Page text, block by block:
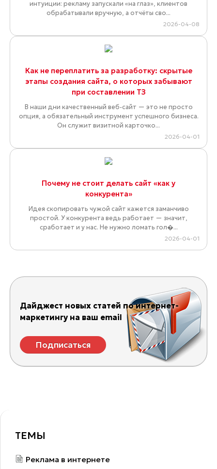
интуиции: рекламу запускали «на глаз», клиентов
обрабатывали вручную, а отчёты сво...
2026-04-08
Как не переплатить за разработку: скрытые
этапы создания сайта, о которых забывают
при составлении ТЗ
В наши дни качественный веб-сайт — это не просто
опция, а обязательный инструмент успешного бизнеса.
Он служит визитной карточко...
2026-04-01
Почему не стоит делать сайт «как у
конкурента»
Идея скопировать чужой сайт кажется заманчиво
простой. У конкурента ведь работает — значит,
сработает и у нас. Не нужно ломать гол�...
2026-04-01
Дайджест новых статей по интернет-
маркетингу на ваш email
Подписаться
ТЕМЫ
Реклама в интернете